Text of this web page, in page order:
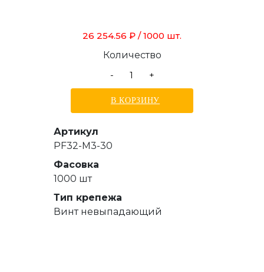
26 254.56 ₽ / 1000 шт.
Количество
-
+
В КОРЗИНУ
Артикул
PF32-M3-30
Фасовка
1000 шт
Тип крепежа
Винт невыпадающий